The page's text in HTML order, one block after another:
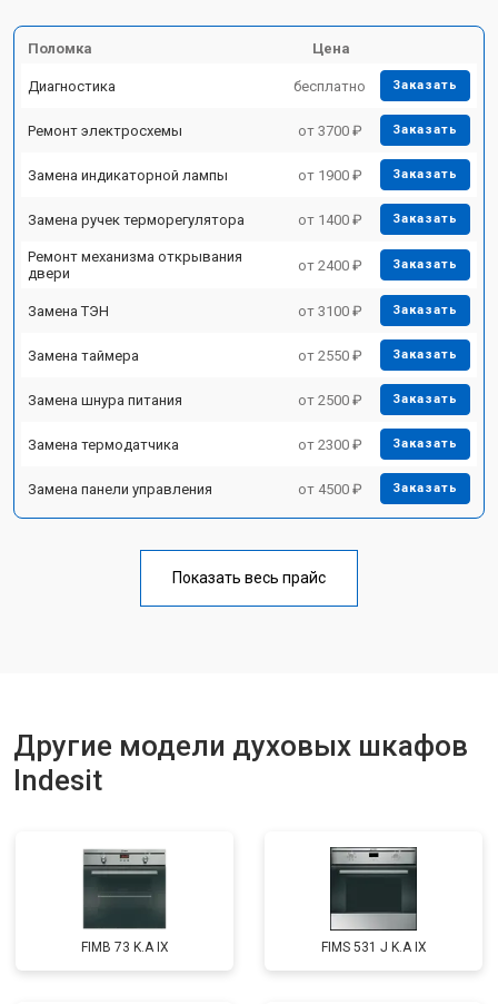
Поломка Цена
Диагностика бесплатно Заказать
Ремонт электросхемы от 3700 ₽ Заказать
Замена индикаторной лампы от 1900 ₽ Заказать
Замена ручек терморегулятора от 1400 ₽ Заказать
Ремонт механизма открывания
двери
от 2400 ₽ Заказать
Замена ТЭН от 3100 ₽ Заказать
Замена таймера от 2550 ₽ Заказать
Замена шнура питания от 2500 ₽ Заказать
Замена термодатчика от 2300 ₽ Заказать
Замена панели управления от 4500 ₽ Заказать
Показать весь прайс
Другие модели духовых шкафов
Indesit
FIMB 73 K.A IX FIMS 531 J K.A IX